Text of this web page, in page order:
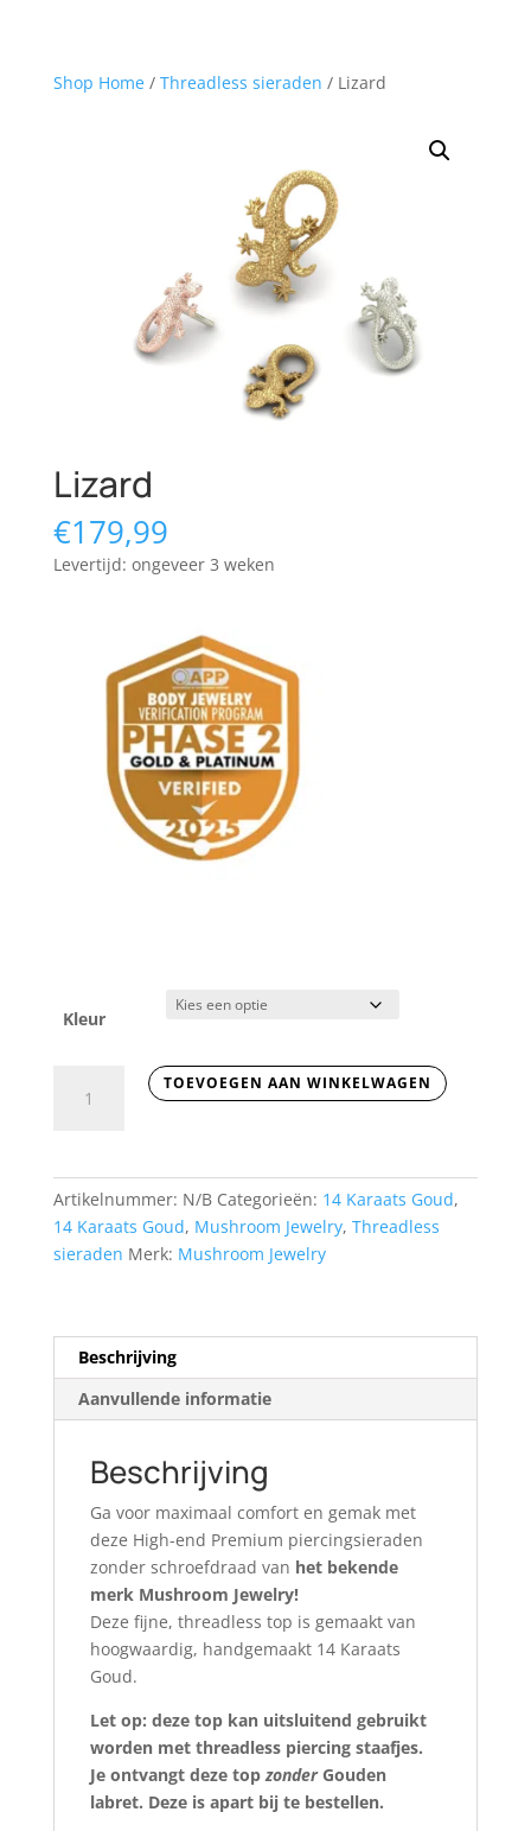
Shop Home/ Threadless sieraden / Lizard
Lizard
€179,99
Levertijd: ongeveer 3 weken
Kleur
aantal
TOEVOEGEN AAN WINKELWAGEN
Artikelnummer: N/B Categorieën: 14 Karaats Goud,
14 Karaats Goud, Mushroom Jewelry, Threadless
sieraden Merk: Mushroom Jewelry
Beschrijving
Aanvullende informatie
Beschrijving
Ga voor maximaal comfort en gemak met
deze High-end Premium piercingsieraden
zonder schroefdraad van het bekende
merk Mushroom Jewelry!
Deze fijne, threadless top is gemaakt van
hoogwaardig, handgemaakt 14 Karaats
Goud.
Let op: deze top kan uitsluitend gebruikt
worden met threadless piercing staafjes.
Je ontvangt deze topzonderGouden
labret. Deze is apart bij te bestellen.